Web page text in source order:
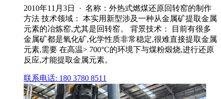
2010年11月3日 · 名称：外热式燃煤还原回转窑的制作
方法 技术领域： 本实用新型涉及一种从金属矿提取金属
元素的冶炼窑,尤其是回转窑。 背景技术： 目前有很多
金属矿都是氧化矿,化学性质非常稳定,很难直接提取金属
元素,需要 在高温> 700°C的环境下与煤粉煅烧,进行还原
反应,才能提取金属元素。
联系电话: 180 3780 8511